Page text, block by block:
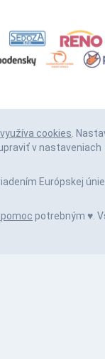
využíva cookies.
v nastaveniach
Európskej únie
potrebným ♥️.